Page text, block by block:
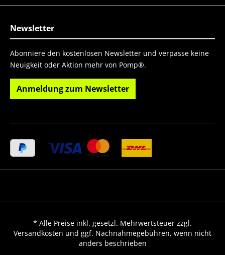
Newsletter
Abonniere den kostenlosen Newsletter und verpasse keine
Neuigkeit oder Aktion mehr von Pomp®.
Anmeldung zum Newsletter
* Alle Preise inkl. gesetzl. Mehrwertsteuer zzgl.
Versandkosten und ggf. Nachnahmegebühren, wenn nicht
anders beschrieben